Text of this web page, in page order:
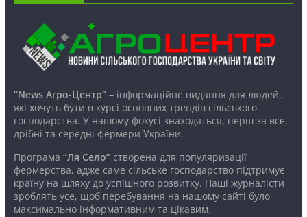
“News Агро-Центр”– інформаційне видання для людей,
які хочуть бути в курсі основних трендів сільського
господарства. У нашому фокусі знаходяться, перш за все,
дрібні та середні фермери України.
Програма “Ля Село”створена для популяризації
фермерства, адже саме сільське господарство підтримує
країну на шляху до успішного розвитку. Наші журналісти
зроблять усе, щоб перебування на нашому сайті було
максимально інформативним та цікавим.